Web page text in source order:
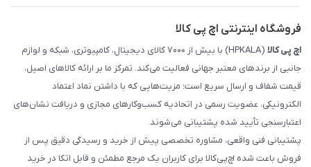
رهگیری مرسولات ماهکس
فروشگاه اینترنتی اچ پی کالا
اچ‌ پی‌ کالا
(HPKALA) با بیش از ۷۰۰۰ کالای دیجیتال، کامپیوتری، شبکه و لوازم
جانبی از برندهای معتبر جهانی فعالیت می‌کند. تمرکز ما بر ارائه کالاهای اصیل،
قیمت شفاف و ارسال سریع است؛ مزیت‌هایی که با داشتن نماد اعتماد
الکترونیکی، عضویت رسمی در اتحادیه کسب‌وکارهای مجازی و دریافت نشان‌های
اعتبارسنجی تأیید شده پشتیبانی می‌شوند.
پشتیبانی فنی واقعی، مشاوره تخصصی پیش از خرید و رسیدگی دقیق پس از
فروش باعث شده اچ‌پی‌کالا برای کاربران یک مرجع مطمئن و قابل اتکا در خرید